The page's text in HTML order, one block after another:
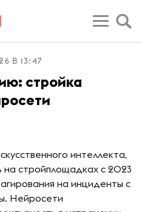
В 13:47
стройка
интеллекта,
на стройплощадках с 2023
на инциденты с
Нейросети